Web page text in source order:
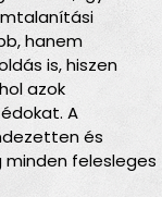
hanem
is, hiszen
azok
A
és
felesleges